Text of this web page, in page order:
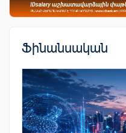
Ֆինանսական